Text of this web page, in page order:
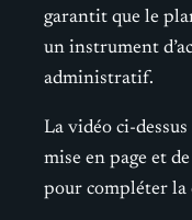
garantit que le
un instrument
administratif.
La vidéo ci-
mise en page et
pour compléter la